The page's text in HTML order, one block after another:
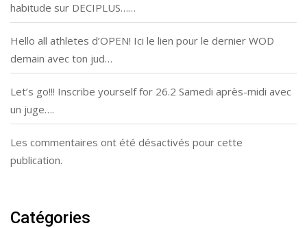
habitude sur DECIPLUS……
Hello all athletes d’OPEN! Ici le lien pour le dernier WOD
demain avec ton jud…
Let’s go!!! Inscribe yourself for 26.2 Samedi après-midi avec
un juge….
Les commentaires ont été désactivés pour cette
publication.
Catégories